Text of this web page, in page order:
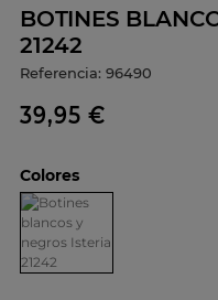
BOTINES
21242
Referencia: 96490
39,95 €
Colores